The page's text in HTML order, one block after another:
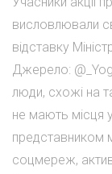
висловлювали
відставку
Джерело:
люди, схожі на
не мають місця
представником
соцмереж,